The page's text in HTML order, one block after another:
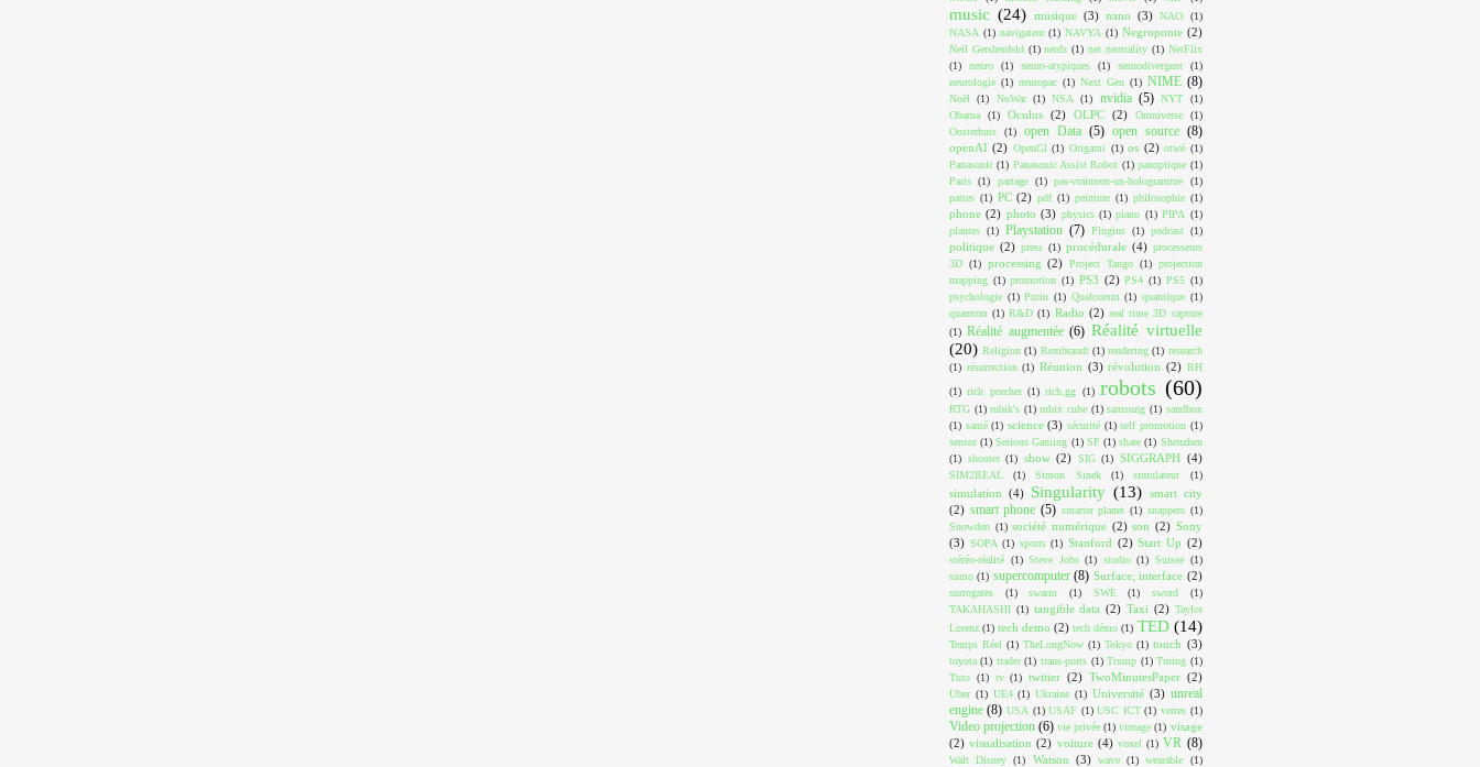
music (24) musique (3) nano (3) NAO
(1)
NASA (1) navigateur (1) NAVYA (1) Negroponte (2)
Neil Gershenfeld (1) nerds (1) net neutrality (1) NetFlix
(1)
neuro (1) neuro-atypiques (1) neurodivergent
(1)
neurologie (1) neuropac (1) Next Gen (1) NIME (8)
Noël (1) NoWar (1) NSA (1) nvidia (5) NYT
(1)
Obama
(1) Oculus (2) OLPC (2) Omniverse
(1)
Oosterhuis
(1) open Data (5) open source (8)
openAI (2) OpenGl (1) Origami (1) os (2) otwé (1)
Panasonic (1) Panasonic Assist Robot (1) panoptique (1)
Paris (1) partage (1) pas-vraiment-un-hologramme
(1)
pattes (1) PC (2) pdf (1) peinture (1) philosophie (1)
phone (2) photo (3) physics (1) piano (1) PIPA (1)
plantes (1) Playstation (7) Plugins (1) podcast (1)
politique (2) press (1) procédurale (4) processeurs
3D (1) processing (2) Project Tango (1) projection
mapping (1) promotion (1) PS3 (2) PS4 (1) PS5 (1)
psychologie (1) Putin (1) Qualcomm (1) quantique (1)
quantum (1) R&D (1) Radio (2) real time 3D capture
(1) Réalité augmentée (6) Réalité virtuelle
(20) Religion (1) Rembrandt (1) rendering (1) research
(1) résurrection (1) Réunion (3) révolution (2) RH
(1) rich porcher (1) rich.gg (1) robots (60)
RTG (1) rubik's (1) rubix cube (1) samsung (1) sandbox
(1) santé (1) science (3) sécurité (1) self promotion (1)
sensor (1) Serious Gaming (1) SF (1) share (1) Shenzhen
(1) shooter (1) show (2) SIG (1) SIGGRAPH (4)
SIM2REAL (1) Simon Sinek (1) simulateur (1)
simulation (4) Singularity (13)
smart city
(2) smart phone (5) smarter planet (1) snappers (1)
Snowden (1) société numérique (2) son (2) Sony
(3) SOPA (1) sports (1) Stanford (2) Start Up (2)
stéréo-réalité (1) Steve Jobs (1) studio (1) Suisse (1)
sumo (1) supercomputer (8) Surface; interface (2)
surrogates (1) swarm (1) SWE (1) sword
(1)
TAKAHASHI (1) tangible data (2) Taxi (2) Taylor
Lorenz (1) tech demo (2) tech démo (1) TED (14)
Temps Réel (1) TheLongNow (1) Tokyo (1) touch (3)
toyota (1) trader (1) trans-ports (1) Trump (1) Turing (1)
Tuto (1) tv (1) twitter (2) TwoMinutesPaper (2)
Uber (1) UE4 (1) Ukraine (1) Université (3) unreal
engine (8) USA (1) USAF (1) USC ICT (1) verres (1)
Video projection (6) vie privée (1) vintage (1) visage
(2) visualisation (2) voiture (4) voxel (1) VR (8)
Walt Disney (1) Watson (3) wave (1) wearable (1)